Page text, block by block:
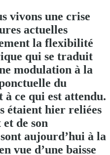
vivons une crise
actuelles
la flexibilité
qui se traduit
modulation à la
du
ce qui est attendu.
étaient hier reliées
de son
aujourd’hui à la
vue d’une baisse